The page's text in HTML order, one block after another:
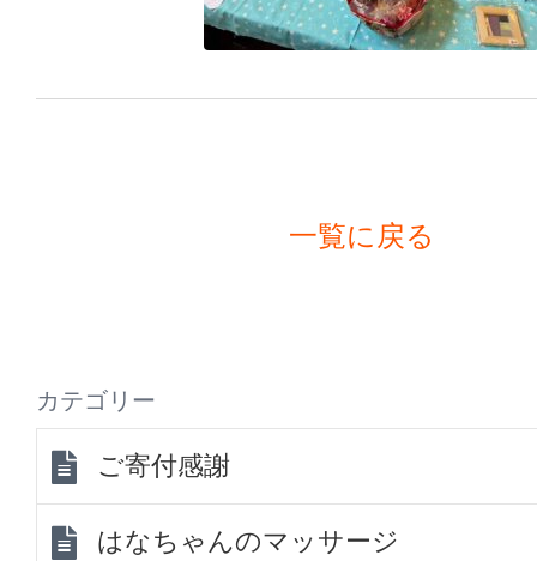
一覧に戻る
カテゴリー
ご寄付感謝
はなちゃんのマッサージ